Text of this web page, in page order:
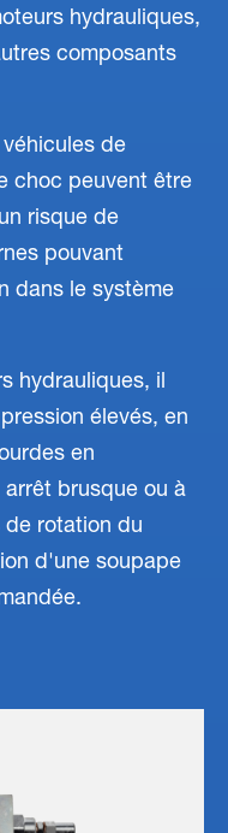
hydrauliques,
composants
de
choc peuvent être
risque de
pouvant
dans le système
hydrauliques, il
élevés, en
en
brusque ou à
de rotation du
d'une soupape